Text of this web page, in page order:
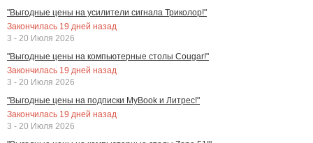
"Выгодные цены на усилители сигнала Триколор!"
Закончилась 19 дней назад
3 - 20 Июля 2026
"Выгодные цены на компьютерные столы Cougar!"
Закончилась 19 дней назад
3 - 20 Июля 2026
"Выгодные цены на подписки MyBook и Литрес!"
Закончилась 19 дней назад
3 - 20 Июля 2026